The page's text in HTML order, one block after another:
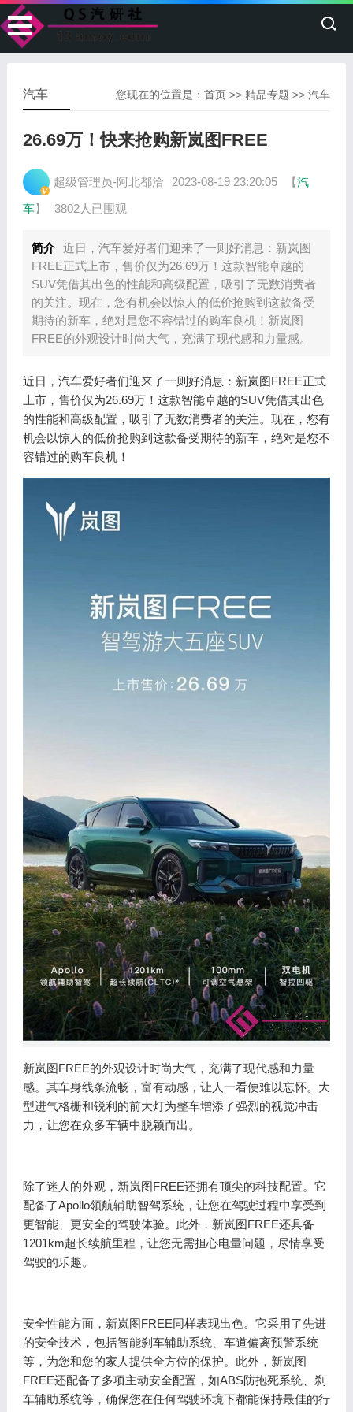
您现在的位置是：首页 >>精品专题 >>汽车
汽车
26.69万！快来抢购新岚图FREE
超级管理员-阿北都洽 2023-08-19 23:20:05 【汽
车】 3802人已围观
简介 近日，汽车爱好者们迎来了一则好消息：新岚图
FREE正式上市，售价仅为26.69万！这款智能卓越的
SUV凭借其出色的性能和高级配置，吸引了无数消费者
的关注。现在，您有机会以惊人的低价抢购到这款备受
期待的新车，绝对是您不容错过的购车良机！新岚图
FREE的外观设计时尚大气，充满了现代感和力量感。
近日，汽车爱好者们迎来了一则好消息：新岚图FREE正式
上市，售价仅为26.69万！这款智能卓越的SUV凭借其出色
的性能和高级配置，吸引了无数消费者的关注。现在，您有
机会以惊人的低价抢购到这款备受期待的新车，绝对是您不
容错过的购车良机！
新岚图FREE的外观设计时尚大气，充满了现代感和力量
感。其车身线条流畅，富有动感，让人一看便难以忘怀。大
型进气格栅和锐利的前大灯为整车增添了强烈的视觉冲击
力，让您在众多车辆中脱颖而出。
除了迷人的外观，新岚图FREE还拥有顶尖的科技配置。它
配备了Apollo领航辅助智驾系统，让您在驾驶过程中享受到
更智能、更安全的驾驶体验。此外，新岚图FREE还具备
1201km超长续航里程，让您无需担心电量问题，尽情享受
驾驶的乐趣。
安全性能方面，新岚图FREE同样表现出色。它采用了先进
的安全技术，包括智能刹车辅助系统、车道偏离预警系统
等，为您和您的家人提供全方位的保护。此外，新岚图
FREE还配备了多项主动安全配置，如ABS防抱死系统、刹
车辅助系统等，确保您在任何驾驶环境下都能保持最佳的行